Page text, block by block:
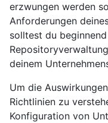
erzwungen werden
Anforderungen
solltest du
deinem
Um die
Richtlinien zu
Konfiguration von